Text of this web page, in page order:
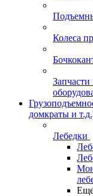
Колеса
Запчасти
домкраты и
Лебедки